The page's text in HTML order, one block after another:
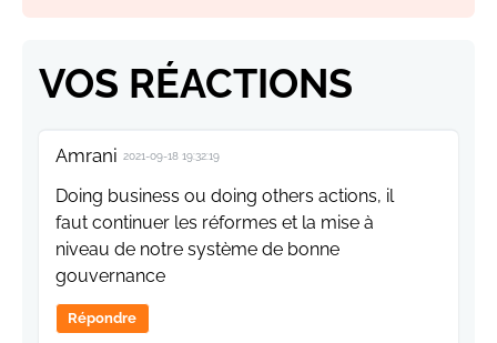
VOS RÉACTIONS
Amrani 2021-09-18 19:32:19
Doing business ou doing others actions, il
faut continuer les réformes et la mise à
niveau de notre système de bonne
gouvernance
Répondre